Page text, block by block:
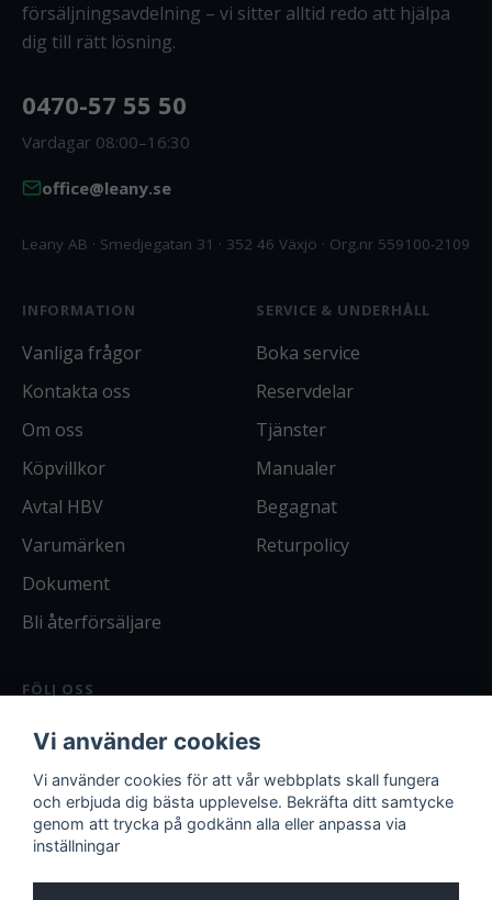
försäljningsavdelning – vi sitter alltid redo att hjälpa
dig till rätt lösning.
0470-57 55 50
Vardagar 08:00–16:30
office@leany.se
Leany AB · Smedjegatan 31 · 352 46 Växjö · Org.nr 559100-2109
INFORMATION
Vanliga frågor
Kontakta oss
Om oss
Köpvillkor
Avtal HBV
Varumärken
Dokument
Bli återförsäljare
SERVICE & UNDERHÅLL
Boka service
Reservdelar
Tjänster
Manualer
Begagnat
Returpolicy
FÖLJ OSS
Facebook
Instagram
Bli kund
Logga in
Vi använder cookies
Vi använder cookies för att vår webbplats skall fungera
och erbjuda dig bästa upplevelse. Bekräfta ditt samtycke
genom att trycka på godkänn alla eller anpassa via
inställningar